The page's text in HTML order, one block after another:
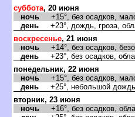
суббота, 20 июня
ночь +15°, без осадков,
день +23°, дождь, гроза,
оскресенье, 21 июня
ночь +14°, без осадков,
день +23°, без осадков,
понедельник, 22 июня
ночь +15°, без осадков,
день +25°, небольшой
торник, 23 июня
ночь +16°, без осадков,